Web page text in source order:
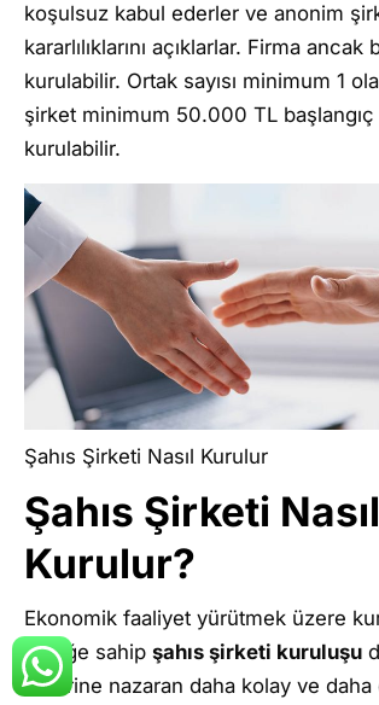
koşulsuz kabul ederler ve anonim
kararlılıklarını açıklarlar. Firma ancak
kurulabilir. Ortak sayısı minimum 1
şirket minimum 50.000 TL
kurulabilir.
Şahıs Şirketi Nasıl Kurulur
Şahıs Şirketi Nasıl
Kurulur?
Ekonomik faaliyet yürütmek üzere
kişiliğe sahip şahıs şirketi kuruluşu
türlerine nazaran daha kolay ve daha